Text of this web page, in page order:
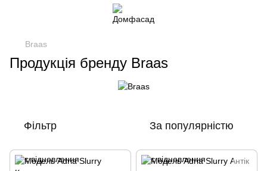
Braas
Продукція бренду Braas
Фільтр За популярністю